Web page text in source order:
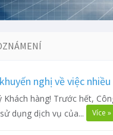
nghị về việc
Khách hàng! Trước hết,
dụng dịch vụ của...
Více »